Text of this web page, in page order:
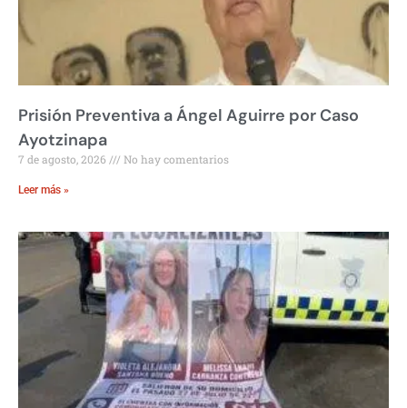
Prisión Preventiva a Ángel Aguirre por Caso
Ayotzinapa
7 de agosto, 2026 No hay comentarios
Leer más »